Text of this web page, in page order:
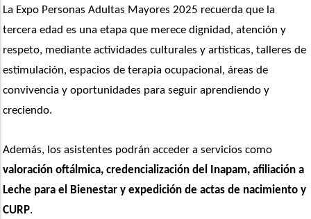
La Expo Personas Adultas Mayores 2025 recuerda que la
tercera edad es una etapa que merece dignidad, atención y
respeto, mediante actividades culturales y artísticas, talleres de
estimulación, espacios de terapia ocupacional, áreas de
convivencia y oportunidades para seguir aprendiendo y
creciendo.
valoración oftálmica, credencialización del Inapam, afiliación a
Leche para el Bienestar y expedición de actas de nacimiento y
CURP.